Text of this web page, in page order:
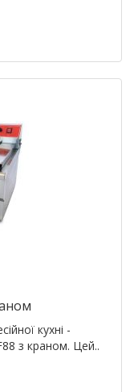
кухні -
з краном. Цей..